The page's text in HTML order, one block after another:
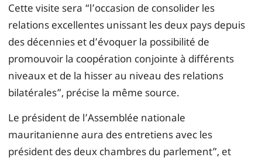
Cette visite sera “l’occasion de consolider les
relations excellentes unissant les deux pays depuis
des décennies et d’évoquer la possibilité de
promouvoir la coopération conjointe à différents
niveaux et de la hisser au niveau des relations
bilatérales”, précise la même source.
Le président de l’Assemblée nationale
mauritanienne aura des entretiens avec les
président des deux chambres du parlement”, et